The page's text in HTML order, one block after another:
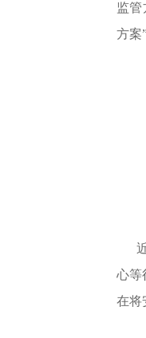
监管
方案
心等
在将